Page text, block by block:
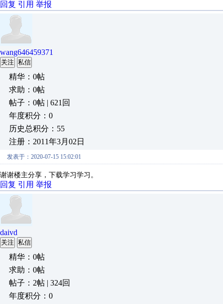
回复 引用 举报
wang646459371
关注 私信
精华：0帖
求助：0帖
帖子：0帖 | 621回
年度积分：0
历史总积分：55
注册：2011年3月02日
发表于：2020-07-15 15:02:01
谢谢楼主分享，下载学习学习。
回复 引用 举报
daivd
关注 私信
精华：0帖
求助：0帖
帖子：2帖 | 324回
年度积分：0